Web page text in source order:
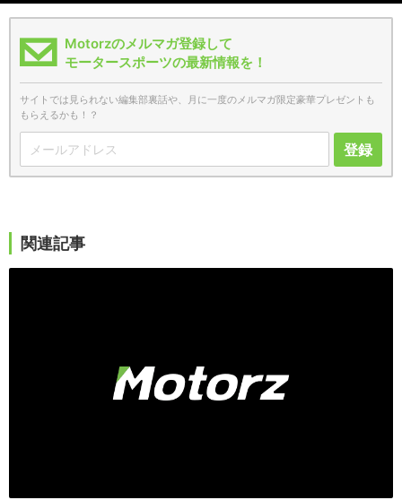
Motorzのメルマガ登録して
モータースポーツの最新情報を！
サイトでは見られない編集部裏話や、月に一度のメルマガ限定豪華プレゼントも
もらえるかも！？
登録
関連記事